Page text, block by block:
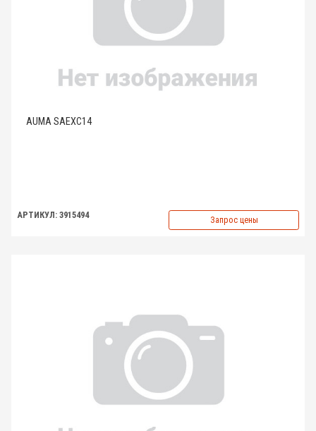
AUMA SAEXC14
АРТИКУЛ: 3915494 Запрос цены